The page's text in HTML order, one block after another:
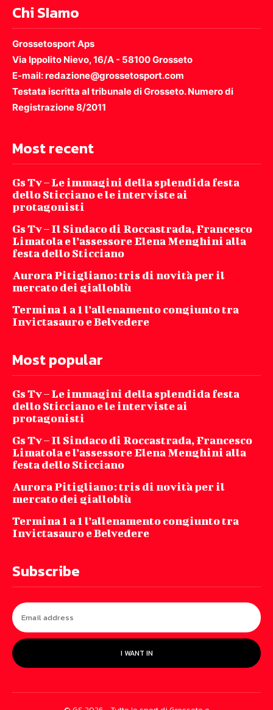
Chi SIamo
Grossetosport Aps
Via Ippolito Nievo, 16/A - 58100 Grosseto
E-mail: redazione@grossetosport.com
Testata iscritta al tribunale di Grosseto. Numero di
Registrazione 8/2011
Most recent
Gs Tv – Le immagini della splendida festa
dello Sticciano e le interviste ai
protagonisti
Gs Tv – Il Sindaco di Roccastrada, Francesco
Limatola e l’assessore Elena Menghini alla
festa dello Sticciano
Aurora Pitigliano: tris di novità per il
mercato dei gialloblù
Termina 1 a 1 l’allenamento congiunto tra
Invictasauro e Belvedere
Most popular
Gs Tv – Le immagini della splendida festa
dello Sticciano e le interviste ai
protagonisti
Gs Tv – Il Sindaco di Roccastrada, Francesco
Limatola e l’assessore Elena Menghini alla
festa dello Sticciano
Aurora Pitigliano: tris di novità per il
mercato dei gialloblù
Termina 1 a 1 l’allenamento congiunto tra
Invictasauro e Belvedere
Subscribe
I WANT IN